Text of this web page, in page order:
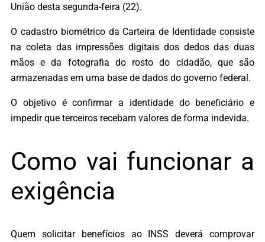
União desta segunda-feira (22).
O cadastro biométrico da Carteira de Identidade consiste
na coleta das impressões digitais dos dedos das duas
mãos e da fotografia do rosto do cidadão, que são
armazenadas em uma base de dados do governo federal.
O objetivo é confirmar a identidade do beneficiário e
impedir que terceiros recebam valores de forma indevida.
Como vai funcionar a
exigência
Quem solicitar benefícios ao INSS deverá comprovar